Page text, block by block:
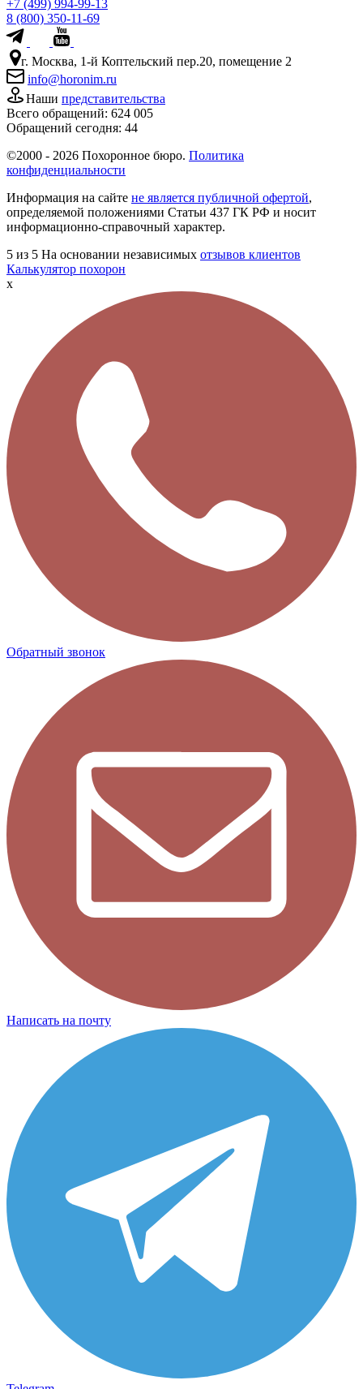
+7 (499) 994-99-13
8 (800) 350-11-69
г. Москва, 1-й Коптельский пер.20, помещение 2
info@horonim.ru
Наши представительства
Всего обращений: 624 005
Обращений сегодня: 44
©2000 - 2026 Похоронное бюро. Политика
конфиденциальности
Информация на сайте не является публичной офертой,
определяемой положениями Статьи 437 ГК РФ и носит
информационно-справочный характер.
5 из 5 На основании независимых отзывов клиентов
Калькулятор похорон
x
Обратный звонок
Написать на почту